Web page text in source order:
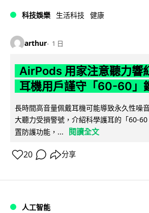
科技娛樂 生活科技 健康
arthur 1 日
AirPods 用家注意聽力響
耳機用戶謹守「60-60」
長時間高音量佩戴耳機可能導致永久性噪
大聽力受損警號，介紹科學護耳的「60-
置防護功能，...
閱讀全文
20 分享
人工智能